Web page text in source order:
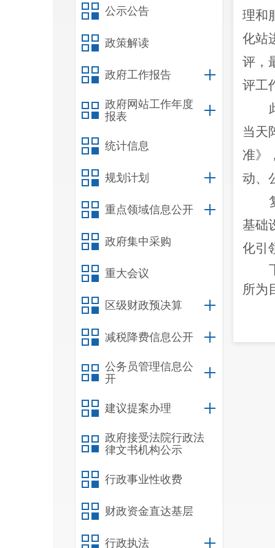
公示公告
政策解读
政府工作报告
政府网站工作年度
报表
统计信息
规划计划
重点领域信息公开
政府集中采购
重大会议
区级财政预决算
减税降费信息公开
公务员管理信息公
开
建议提案办理
政府接受法院行政法
律文书机构公示
行政事业性收费
财政资金直达基层
行政执法
理和
化站
评，
评工
当天
准》
动、
基础
化引
所为